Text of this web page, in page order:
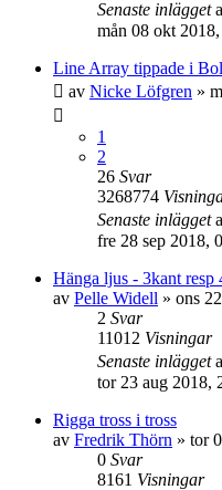
Senaste inlägget
mån 08 okt
Line Array tippade i
av Nicke Löfgren »
1
2
26 Svar
3268774
Senaste inlägget
fre 28 sep 2018,
Hänga ljus - 3kant resp
av Pelle Widell » ons
2 Svar
11012 Visningar
Senaste inlägget
tor 23 aug 2018,
Rigga tross i tross
av Fredrik Thörn » tor
0 Svar
8161 Visningar